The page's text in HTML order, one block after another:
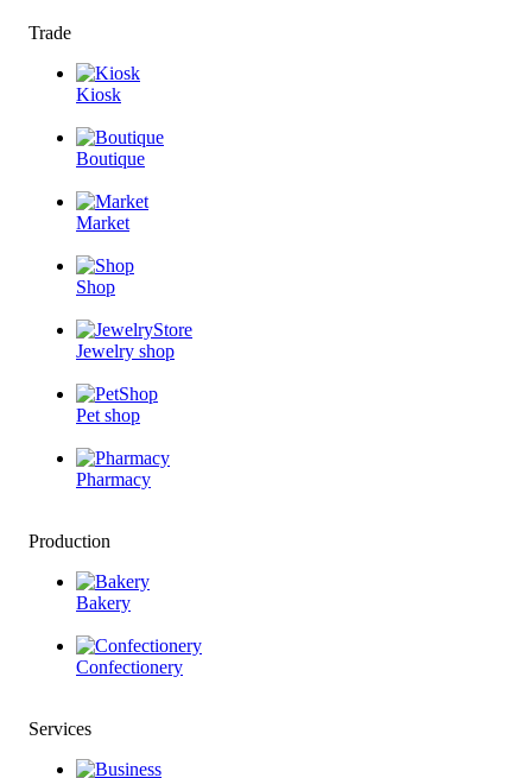
Trade
Kiosk
Boutique
Market
Shop
Jewelry shop
Pet shop
Pharmacy
Production
Bakery
Confectionery
Services